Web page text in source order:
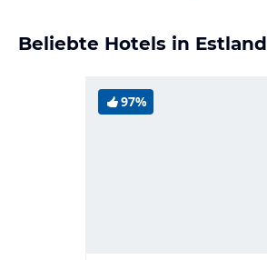
Beliebte Hotels in Estland
97%